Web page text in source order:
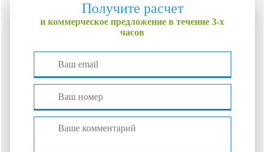
Получите расчет
и коммерческое предложение в течение 3-х
часов